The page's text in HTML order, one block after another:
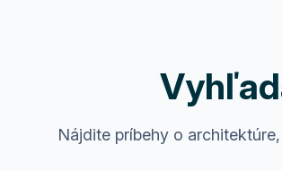
Nájdite príbehy o